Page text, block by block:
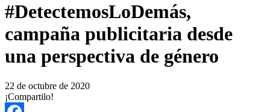
#DetectemosLoDemás,
campaña publicitaria desde
una perspectiva de género
22 de octubre de 2020
¡Compartilo!